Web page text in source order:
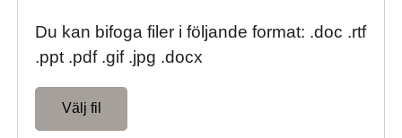
Du kan bifoga filer i följande format: .doc .rtf
.ppt .pdf .gif .jpg .docx
Välj fil